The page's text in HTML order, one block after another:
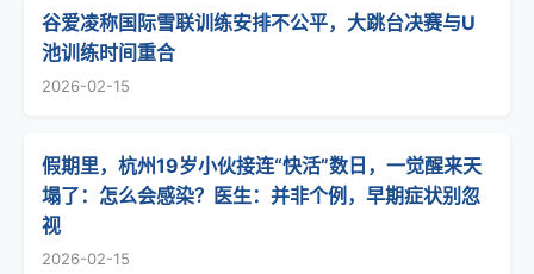
谷爱凌称国际雪联训练安排不公平，大跳台决赛与U
池训练时间重合
2026-02-15
假期里，杭州19岁小伙接连“快活”数日，一觉醒来天
塌了：怎么会感染？医生：并非个例，早期症状别忽
视
2026-02-15